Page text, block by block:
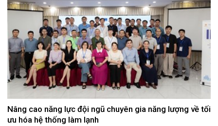
Nâng cao năng lực đội ngũ chuyên gia năng lượng về tối
ưu hóa hệ thống làm lạnh